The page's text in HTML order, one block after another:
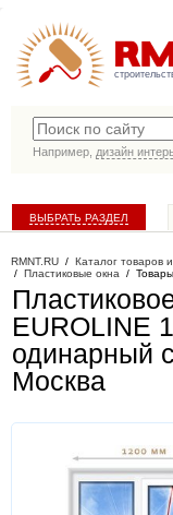
Например, дизайн
ВЫБРАТЬ РАЗДЕЛ
RMNT.RU / Каталог товаров и
/ Пластиковые окна /
EUROLINE
одинарный
Москва